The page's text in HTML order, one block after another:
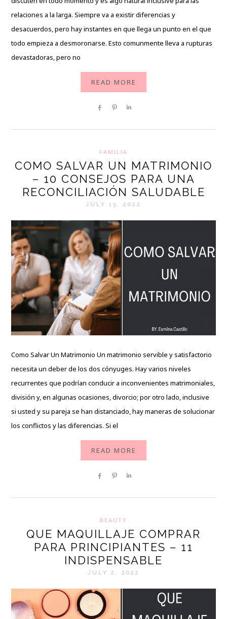
relaciones a la larga. Siempre va a existir diferencias y
desacuerdos, pero hay instantes en que llega un punto en el que
todo empieza a desmoronarse. Esto comunmente lleva a rupturas
devastadoras, pero no
READ MORE
Share Pin
FAMILIA
COMO SALVAR UN MATRIMONIO
– 10 CONSEJOS PARA UNA
RECONCILIACIÓN SALUDABLE
JULY 13, 2022
Como Salvar Un Matrimonio Un matrimonio servible y satisfactorio
necesita un deber de los dos cónyuges. Hay varios niveles
recurrentes que podrían conducir a inconvenientes matrimoniales,
división y, en algunas ocasiones, divorcio; por otro lado, inclusive
si usted y su pareja se han distanciado, hay maneras de solucionar
los conflictos y las diferencias. Si el
READ MORE
Share Pin
BEAUTY
QUE MAQUILLAJE COMPRAR
PARA PRINCIPIANTES – 11
INDISPENSABLE
JULY 2, 2022